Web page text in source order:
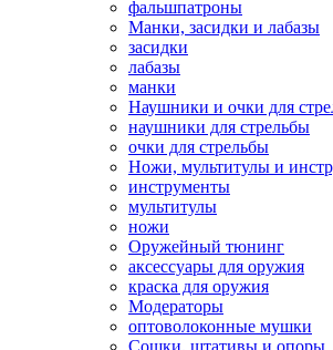
фальшпатроны
Манки, засидки и лабазы
засидки
лабазы
манки
Наушники и очки для
наушники для стрельбы
очки для стрельбы
Ножи, мультитулы и
инструменты
мультитулы
ножи
Оружейный тюнинг
аксессуары для оружия
краска для оружия
Модераторы
оптоволоконные мушки
Сошки, штативы и опоры